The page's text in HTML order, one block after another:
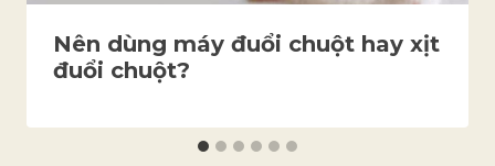
Nên dùng máy đuổi chuột hay xịt
đuổi chuột?